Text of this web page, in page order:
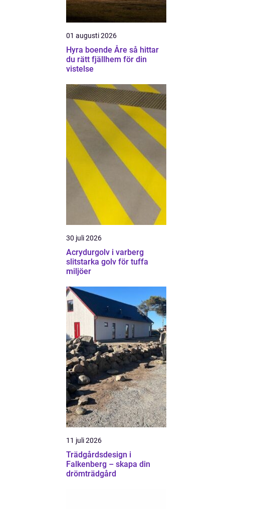
01 augusti 2026
Hyra boende Åre så hittar
du rätt fjällhem för din
vistelse
30 juli 2026
Acrydurgolv i varberg
slitstarka golv för tuffa
miljöer
11 juli 2026
Trädgårdsdesign i
Falkenberg – skapa din
drömträdgård